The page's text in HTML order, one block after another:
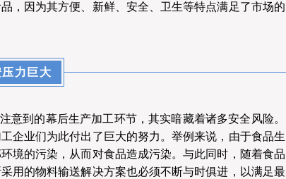
，因为其方便、新鲜、安全、卫生等特点满足了市场的
力巨大
到的幕后生产加工环节，其实暗藏着诸多安全风险。
企业们为此付出了巨大的努力。举例来说，由于食品生
境的污染，从而对食品造成污染。与此同时，随着食品
用的物料输送解决方案也必须不断与时俱进，以满足最